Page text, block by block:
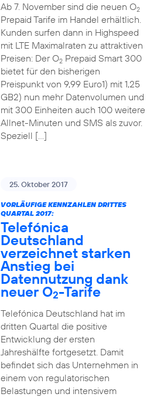
Ab 7. November sind die neuen O2
Prepaid Tarife im Handel erhältlich.
Kunden surfen dann in Highspeed
mit LTE Maximalraten zu attraktiven
Preisen: Der O2Prepaid Smart 300
bietet für den bisherigen
Preispunkt von 9,99 Euro1) mit 1,25
GB2) nun mehr Datenvolumen und
mit 300 Einheiten auch 100 weitere
Allnet-Minuten und SMS als zuvor.
Speziell […]
25. Oktober 2017
VORLÄUFIGE KENNZAHLEN DRITTES
QUARTAL 2017:
Telefónica
Deutschland
verzeichnet starken
Anstieg bei
Datennutzung dank
neuer O2-Tarife
Telefónica Deutschland hat im
dritten Quartal die positive
Entwicklung der ersten
Jahreshälfte fortgesetzt. Damit
befindet sich das Unternehmen in
einem von regulatorischen
Belastungen und intensivem